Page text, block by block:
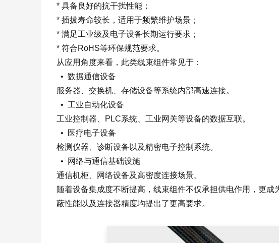
* 具备良好的抗干扰性能；
* 插拔寿命较长，适用于频繁维护场景；
* 满足工业级及电子设备长期运行要求；
* 符合RoHS等环保规范要求。
从应用角度来看，此类线束组件常见于：
• 数据通信设备
服务器、交换机、存储设备等系统内部高速连接。
• 工业自动化设备
工业控制器、PLC系统、工业网关等设备的数据互联。
• 医疗电子设备
检测仪器、诊断设备以及精密电子控制系统。
• 网络与通信基础设施
通信机柜、网络设备及高密度连接场景。
随着设备集成度不断提高，线束组件不仅承担供电作用，更
蔽性能以及连接器精度均提出了更高要求。